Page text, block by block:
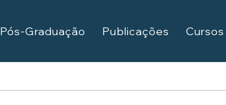
Pós-Graduação Publicações